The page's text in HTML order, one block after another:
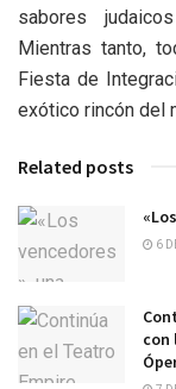
sabores
Mientras tanto,
Fiesta de
exótico rincón del
Related posts
6
con